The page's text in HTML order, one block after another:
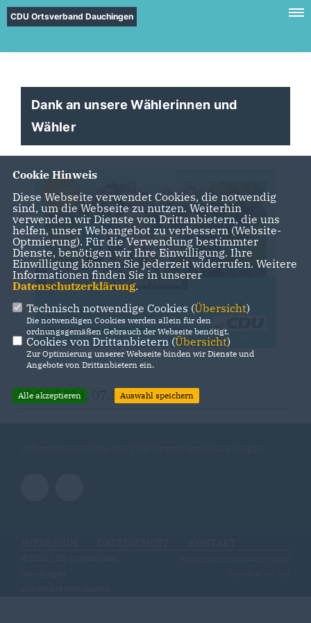
CDU Ortsverband Dauchingen
Dank an unsere Wählerinnen und
Wähler
12.06.2024, 07:36 Uhr
Cookie Hinweis
Diese Webseite verwendet Cookies, die notwendig
sind, um die Webseite zu nutzen. Weiterhin
verwenden wir Dienste von Drittanbietern, die uns
helfen, unser Webangebot zu verbessern (Website-
Optmierung). Für die Verwendung bestimmter
Dienste, benötigen wir Ihre Einwilligung. Ihre
Einwilligung können Sie jederzeit widerrufen. Weitere
Informationen finden Sie in unserer
Datenschutzerklärung.
Technisch notwendige Cookies (Übersicht)
Die notwendigen Cookies werden allein für den
ordnungsgemäßen Gebrauch der Webseite benötigt.
Cookies von Drittanbietern (Übersicht)
Zur Optimierung unserer Webseite binden wir Dienste und
Angebote von Drittanbietern ein.
Alle akzeptieren Auswahl speichern